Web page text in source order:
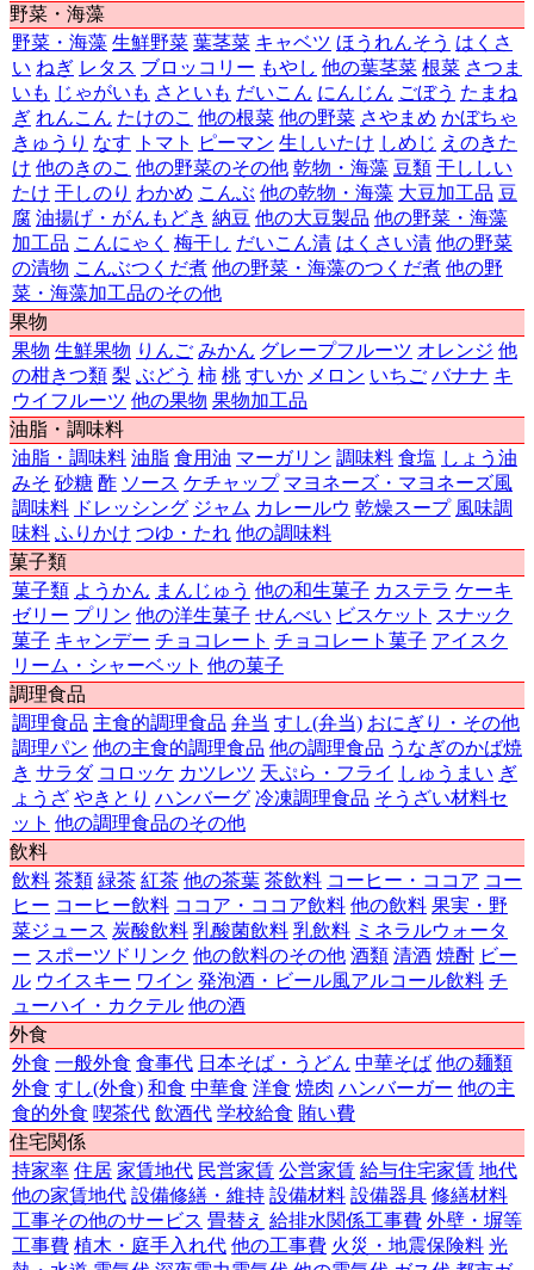
野菜・海藻
野菜・海藻 生鮮野菜 葉茎菜 キャベツ ほうれんそう はくさ
い ねぎ レタス ブロッコリー もやし 他の葉茎菜 根菜 さつま
いも じゃがいも さといも だいこん にんじん ごぼう たまね
ぎ れんこん たけのこ 他の根菜 他の野菜 さやまめ かぼちゃ
きゅうり なす トマト ピーマン 生しいたけ しめじ えのきた
け 他のきのこ 他の野菜のその他 乾物・海藻 豆類 干ししい
たけ 干しのり わかめ こんぶ 他の乾物・海藻 大豆加工品 豆
腐 油揚げ・がんもどき 納豆 他の大豆製品 他の野菜・海藻
加工品 こんにゃく 梅干し だいこん漬 はくさい漬 他の野菜
の漬物 こんぶつくだ煮 他の野菜・海藻のつくだ煮 他の野
菜・海藻加工品のその他
果物
果物 生鮮果物 りんご みかん グレープフルーツ オレンジ 他
の柑きつ類 梨 ぶどう 柿 桃 すいか メロン いちご バナナ キ
ウイフルーツ 他の果物 果物加工品
油脂・調味料
油脂・調味料 油脂 食用油 マーガリン 調味料 食塩 しょう油
みそ 砂糖 酢 ソース ケチャップ マヨネーズ・マヨネーズ風
調味料 ドレッシング ジャム カレールウ 乾燥スープ 風味調
味料 ふりかけ つゆ・たれ 他の調味料
菓子類
菓子類 ようかん まんじゅう 他の和生菓子 カステラ ケーキ
ゼリー プリン 他の洋生菓子 せんべい ビスケット スナック
菓子 キャンデー チョコレート チョコレート菓子 アイスク
リーム・シャーベット 他の菓子
調理食品
調理食品 主食的調理食品 弁当 すし(弁当) おにぎり・その他
調理パン 他の主食的調理食品 他の調理食品 うなぎのかば焼
き サラダ コロッケ カツレツ 天ぷら・フライ しゅうまい ぎ
ょうざ やきとり ハンバーグ 冷凍調理食品 そうざい材料セ
ット 他の調理食品のその他
飲料
飲料 茶類 緑茶 紅茶 他の茶葉 茶飲料 コーヒー・ココア コー
ヒー コーヒー飲料 ココア・ココア飲料 他の飲料 果実・野
菜ジュース 炭酸飲料 乳酸菌飲料 乳飲料 ミネラルウォータ
ー スポーツドリンク 他の飲料のその他 酒類 清酒 焼酎 ビー
ル ウイスキー ワイン 発泡酒・ビール風アルコール飲料 チ
ューハイ・カクテル 他の酒
外食
外食 一般外食 食事代 日本そば・うどん 中華そば 他の麺類
外食 すし(外食) 和食 中華食 洋食 焼肉 ハンバーガー 他の主
食的外食 喫茶代 飲酒代 学校給食 賄い費
住宅関係
持家率 住居 家賃地代 民営家賃 公営家賃 給与住宅家賃 地代
他の家賃地代 設備修繕・維持 設備材料 設備器具 修繕材料
工事その他のサービス 畳替え 給排水関係工事費 外壁・塀等
工事費 植木・庭手入れ代 他の工事費 火災・地震保険料 光